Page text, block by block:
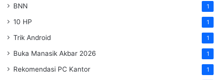
BNN 1
10 HP 1
Trik Android 1
Buka Manasik Akbar 2026 1
Rekomendasi PC Kantor 1